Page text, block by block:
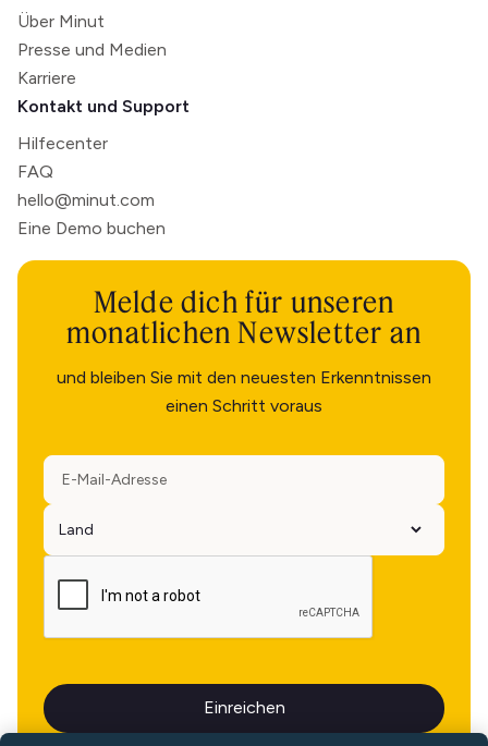
Über Minut
Presse und Medien
Karriere
Kontakt und Support
Hilfecenter
FAQ
hello@minut.com
Eine Demo buchen
Melde dich für unseren
monatlichen Newsletter an
und bleiben Sie mit den neuesten Erkenntnissen
einen Schritt voraus